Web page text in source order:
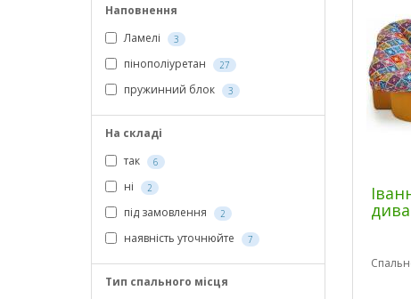
Наповнення
Ламелі
3
пінополіуретан 27
пружинний блок 3
На складі
так
6
ні 2
під замовлення 2
наявність уточнюйте 7
Тип спального місця